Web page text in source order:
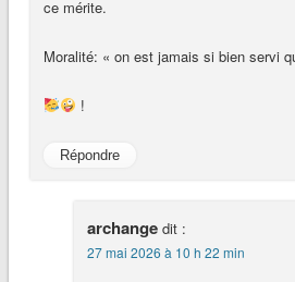
ce mérite.
Moralité: « on est jamais si bien servi
!
Répondre
archange dit :
27 mai 2026 à 10 h 22 min